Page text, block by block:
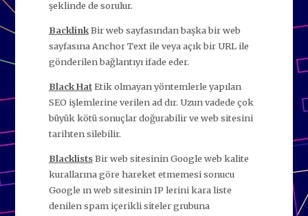
şeklinde de sorulur.
BacklinkBir web sayfasından başka bir web
sayfasına Anchor Text ile veya açık bir URL ile
gönderilen bağlantıyı ifade eder.
Black HatEtik olmayan yöntemlerle yapılan
SEO işlemlerine verilen ad dır. Uzun vadede çok
büyük kötü sonuçlar doğurabilir ve web sitesini
tarihten silebilir.
BlacklistsBir web sitesinin Google web kalite
kurallarına göre hareket etmemesi sonucu
Google ın web sitesinin IP lerini kara liste
denilen spam içerikli siteler grubuna